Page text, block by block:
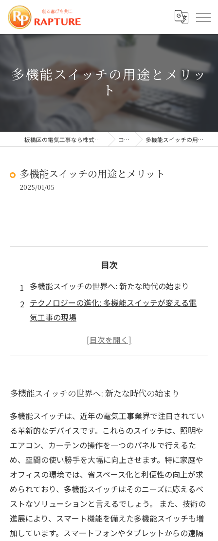
多機能スイッチの用途とメリッ
ト
板橋区の電気工事なら株式会社ラプチャー コラム 多機能スイッチの用途とメリット
多機能スイッチの用途とメリット
2025/01/05
目次
多機能スイッチの世界へ: 新たな時代の始まり
テクノロジーの進化: 多機能スイッチが変える電
気工事の現場
様々な用途: 多機能スイッチの魅力を深掘りする
ユーザーの声: 多機能スイッチ導入後の変化
多機能スイッチの世界へ: 新たな時代の始まり
多機能スイッチは、近年の電気工事業界で注目されてい
る革新的なデバイスです。これらのスイッチは、照明や
エアコン、カーテンの操作を一つのパネルで行えるた
め、空間の使い勝手を大幅に向上させます。特に家庭や
オフィスの環境では、省スペース化と利便性の向上が求
められており、多機能スイッチはそのニーズに応えるベ
ストなソリューションと言えるでしょう。 また、技術の
進展により、スマート機能を備えた多機能スイッチも増
加しています。スマートフォンやタブレットからの遠隔